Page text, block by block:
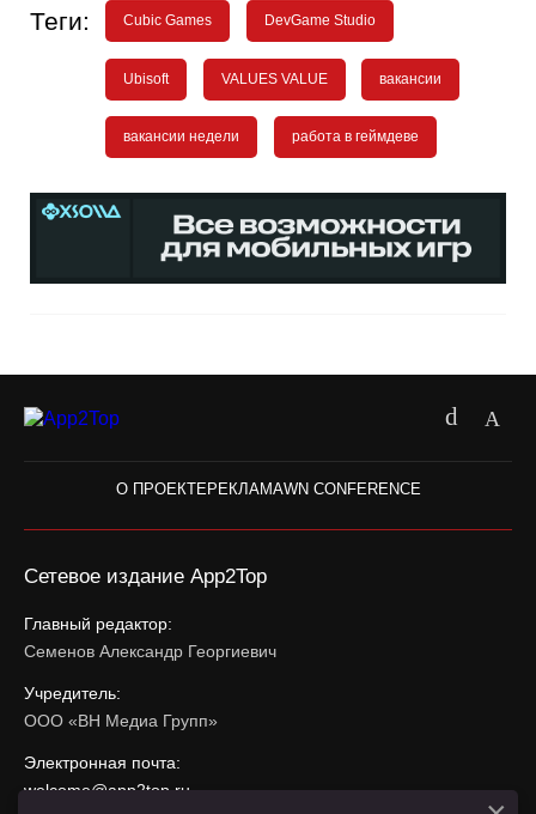
Теги: Cubic Games DevGame Studio
Ubisoft VALUES VALUE вакансии
вакансии недели работа в геймдеве
О ПРОЕКТЕ РЕКЛАМАWN CONFERENCE
Сетевое издание App2Top
Главный редактор:
Семенов Александр Георгиевич
Учредитель:
ООО «ВН Медиа Групп»
Электронная почта:
welcome@app2top.ru